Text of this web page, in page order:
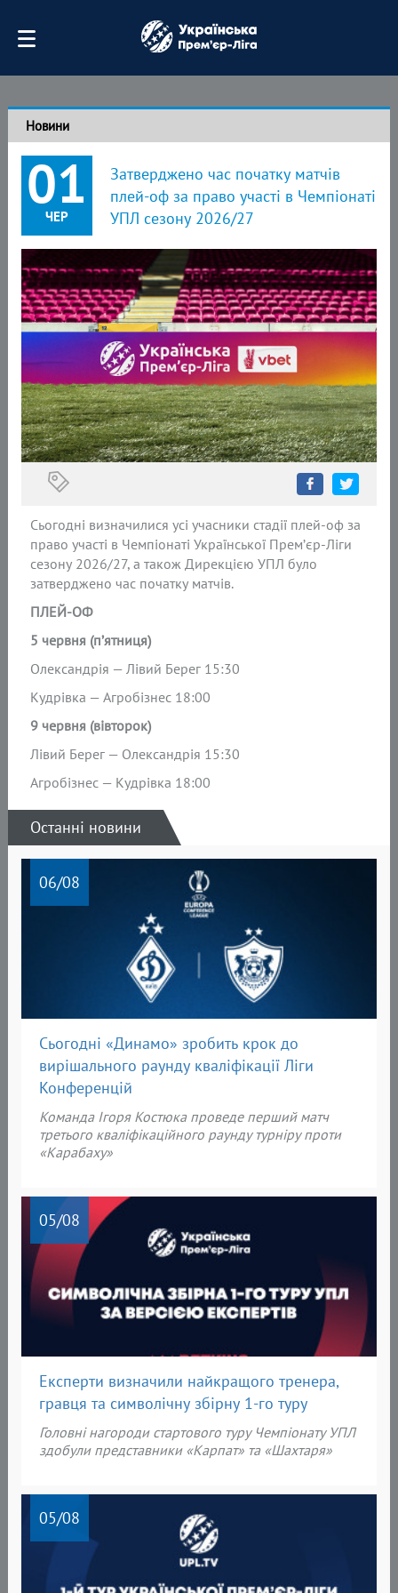
Новини
01
ЧЕР
Затверджено час початку матчів
плей-оф за право участі в Чемпіонаті
УПЛ сезону 2026/27
Сьогодні визначилися усі учасники стадії плей-оф за
право участі в Чемпіонаті Української Прем’єр-Ліги
сезону 2026/27, а також Дирекцією УПЛ було
затверджено час початку матчів.
ПЛЕЙ-ОФ
5 червня (п’ятниця)
Олександрія — Лівий Берег 15:30
Кудрівка — Агробізнес 18:00
9 червня (вівторок)
Лівий Берег — Олександрія 15:30
Агробізнес — Кудрівка 18:00
Останні новини
06/08
Сьогодні «Динамо» зробить крок до
вирішального раунду кваліфікації Ліги
Конференцій
Команда Ігоря Костюка проведе перший матч
третього кваліфікаційного раунду турніру проти
«Карабаху»
05/08
Експерти визначили найкращого тренера,
гравця та символічну збірну 1-го туру
Головні нагороди стартового туру Чемпіонату УПЛ
здобули представники «Карпат» та «Шахтаря»
05/08